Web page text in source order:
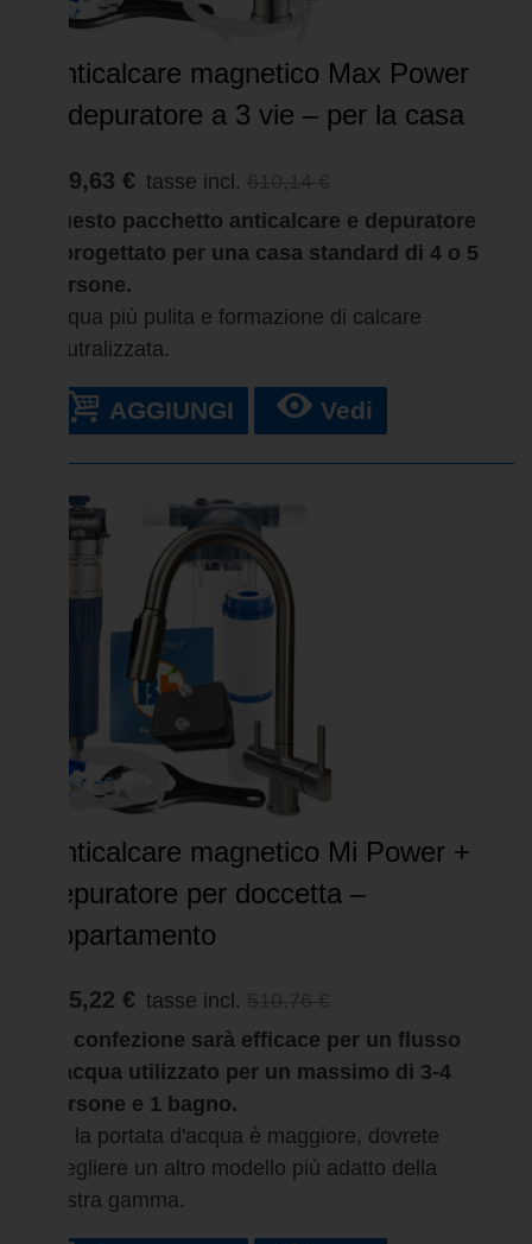
Anticalcare magnetico Max Power
+ depuratore a 3 vie – per la casa
579,63 € tasse incl.
Questo pacchetto anticalcare e depuratore
è progettato per una casa standard di 4 o 5
persone.
Acqua più pulita e formazione di calcare
neutralizzata.
AGGIUNGI Vedi
Anticalcare magnetico Mi Power +
depuratore per doccetta –
appartamento
485,22 € tasse incl.
La confezione sarà efficace per un flusso
d'acqua utilizzato per un massimo di 3-4
persone e 1 bagno.
Se la portata d'acqua è maggiore, dovrete
scegliere un altro modello più adatto della
nostra gamma.